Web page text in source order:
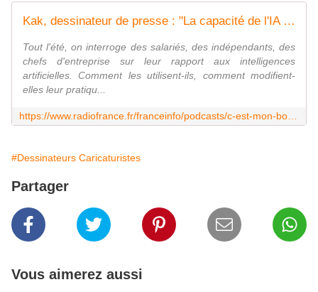
Kak, dessinateur de presse : "La capacité de l'IA à inventer un gag ne s'est pas beaucoup améliorée"
Tout l'été, on interroge des salariés, des indépendants, des
chefs d'entreprise sur leur rapport aux intelligences
artificielles. Comment les utilisent-ils, comment modifient-
elles leur pratiqu...
#Dessinateurs Caricaturistes
Partager
Vous aimerez aussi